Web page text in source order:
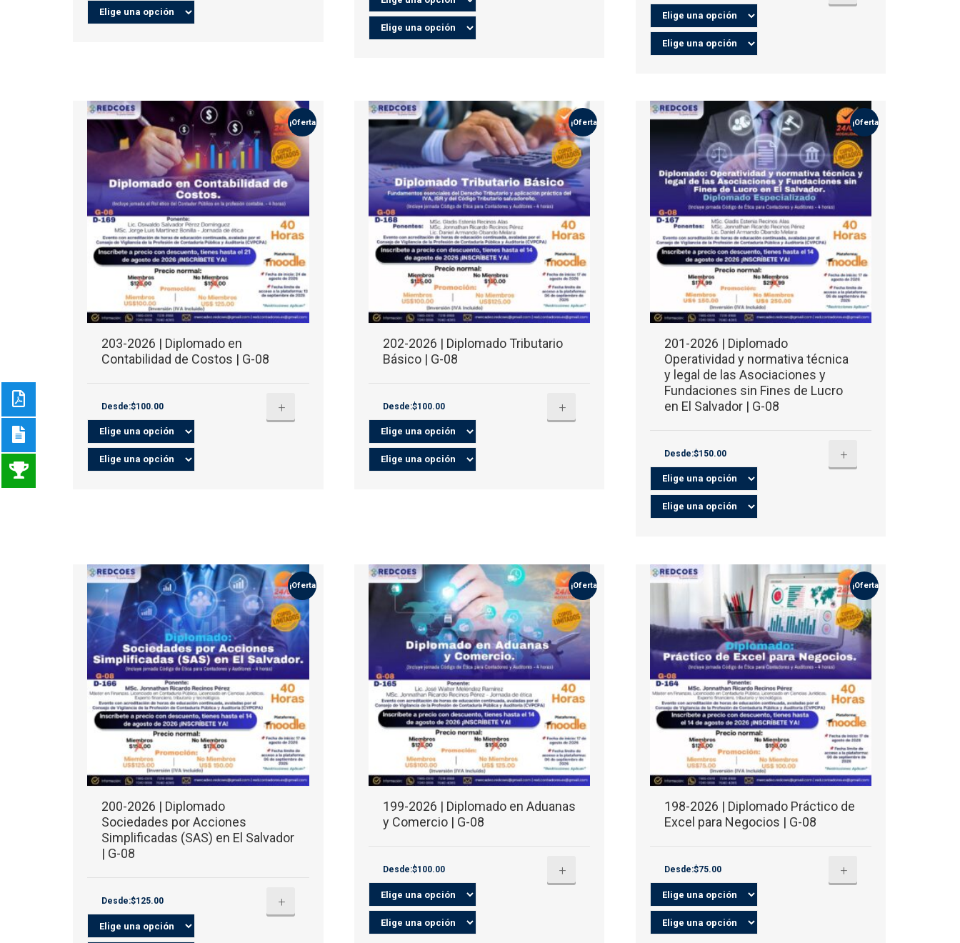
¡Oferta!
203-2026 | Diplomado en
Contabilidad de Costos | G-08
Desde:$100.00 +
¡Oferta!
202-2026 | Diplomado Tributario
Básico | G-08
Desde:$100.00 +
¡Oferta!
201-2026 | Diplomado
Operatividad y normativa técnica
y legal de las Asociaciones y
Fundaciones sin Fines de Lucro
en El Salvador | G-08
Desde:$150.00 +
¡Oferta!
200-2026 | Diplomado
Sociedades por Acciones
Simplificadas (SAS) en El Salvador
| G-08
Desde:$125.00 +
¡Oferta!
199-2026 | Diplomado en Aduanas
y Comercio | G-08
Desde:$100.00 +
¡Oferta!
198-2026 | Diplomado Práctico de
Excel para Negocios | G-08
Desde:$75.00 +